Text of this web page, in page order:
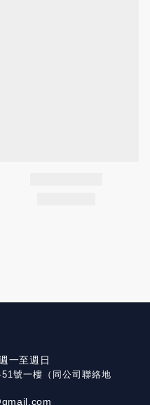
一至週日
號一樓（同公司聯絡地